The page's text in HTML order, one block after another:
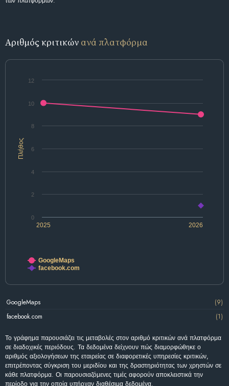
Αριθμός κριτικών ανά πλατφόρμα
Πλήθος
2025 2026
0
2
4
6
8
10
12
GoogleMaps
facebook.com
GoogleMaps
(9)
facebook.com
(1)
Το γράφημα παρουσιάζει τις μεταβολές στον αριθμό κριτικών ανά πλατφόρμα
σε διαδοχικές περιόδους. Τα δεδομένα δείχνουν πώς διαμορφώθηκε ο
αριθμός αξιολογήσεων της εταιρείας σε διαφορετικές υπηρεσίες κριτικών,
επιτρέποντας σύγκριση του μεριδίου και της δραστηριότητας των χρηστών σε
κάθε πλατφόρμα. Οι παρουσιαζόμενες τιμές αφορούν αποκλειστικά την
περίοδο για την οποία υπήρχαν διαθέσιμα δεδομένα.